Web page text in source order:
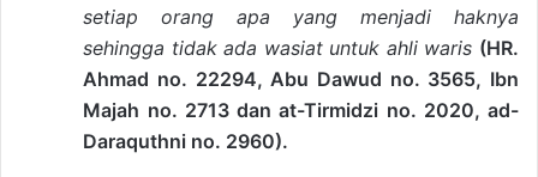
setiap orang apa yang menjadi haknya
sehingga tidak ada wasiat untuk ahli waris (HR.
Ahmad no. 22294, Abu Dawud no. 3565, Ibn
Majah no. 2713 dan at-Tirmidzi no. 2020, ad-
Daraquthni no. 2960).